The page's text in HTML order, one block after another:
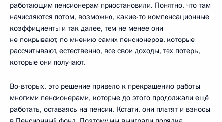
работающим пенсионерам приостановили. Понятно, что там
начисляются потом, возможно, какие-то компенсационные
коэффициенты и так далее, тем не менее они
не покрывают, по мнению самих пенсионеров, которые
рассчитывают, естественно, все свои доходы, тех потерь,
которые они получают.
Во-вторых, это решение привело к прекращению работы
многими пенсионерами, которые до этого продолжали ещё
работать, оставаясь на пенсии. Кстати, они платят и взносы